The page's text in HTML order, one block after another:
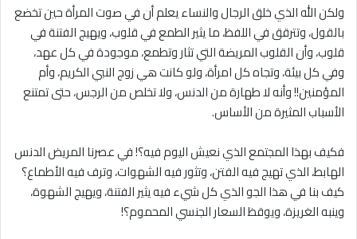
ولكن الله الذي خلق الرجال والنساء يعلم أن في صوت المرأة حين تخضع
بالقول، وتترقق في اللفظ، ما يثير الطمع في قلوب، ويهيج الفتنة في
قلوب، وأن القلوب المريضة التي تثار وتطمع، موجودة في كل عهد،
وفي كل بيئة، وتجاه كل امرأة، ولو كانت هي زوج النبي الكريم، وأم
المؤمنين!! وأنه لا طهارة من الدنس، ولا تخلص من الرجس، حتى تمتنع
الأسباب المثيرة من الأساس.
فكيف بهذا المجتمع الذي نعيش اليوم فيه؟! في عصرنا المريض الدنس
الهابط، الذي تهيج فيه الفتن، وتثور فيه الشهوات، وترف فيه الأطماع؟
كيف بنا في هذا الجو الذي كل شيء فيه يثير الفتنة، ويهيج الشهوة،
وينبه الغريزة، ويوقظ السعار الجنسي المحموم؟!